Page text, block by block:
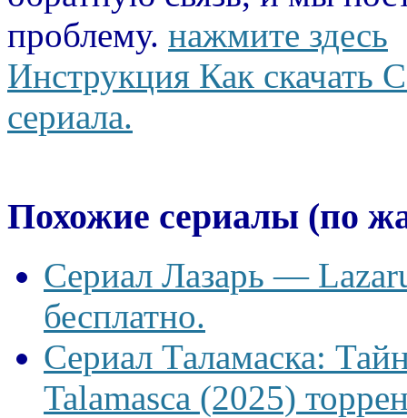
проблему. нажмите здесь
Инструкция Как скачать
сериала.
Похожие сериалы (по
Сериал Лазарь —
бесплатно.
Сериал Таламаска:
Talamasca (2025)